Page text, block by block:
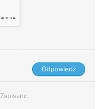
Zapisano